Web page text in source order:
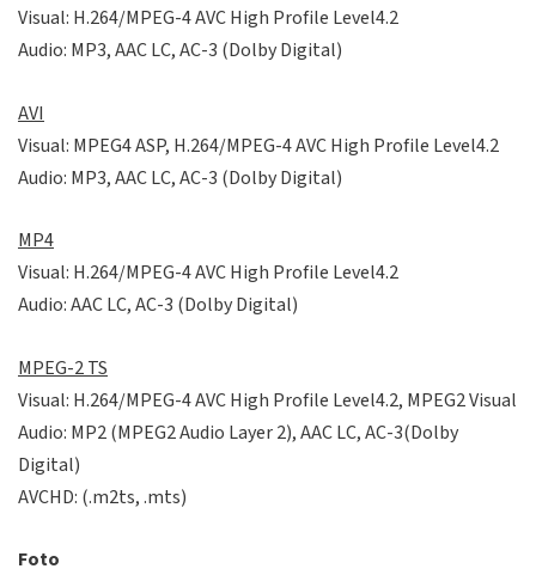
Visual: H.264/MPEG-4 AVC High Profile Level4.2
Audio: MP3, AAC LC, AC-3 (Dolby Digital)
AVI
Visual: MPEG4 ASP, H.264/MPEG-4 AVC High Profile Level4.2
Audio: MP3, AAC LC, AC-3 (Dolby Digital)
MP4
Visual: H.264/MPEG-4 AVC High Profile Level4.2
Audio: AAC LC, AC-3 (Dolby Digital)
MPEG-2 TS
Visual: H.264/MPEG-4 AVC High Profile Level4.2, MPEG2 Visual
Audio: MP2 (MPEG2 Audio Layer 2), AAC LC, AC-3(Dolby
Digital)
AVCHD: (.m2ts, .mts)
Foto